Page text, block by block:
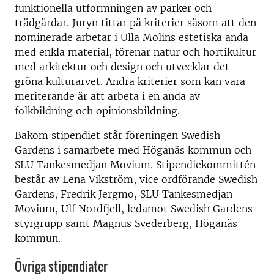
funktionella utformningen av parker och
trädgårdar. Juryn tittar på kriterier såsom att den
nominerade arbetar i Ulla Molins estetiska anda
med enkla material, förenar natur och hortikultur
med arkitektur och design och utvecklar det
gröna kulturarvet. Andra kriterier som kan vara
meriterande är att arbeta i en anda av
folkbildning och opinionsbildning.
Bakom stipendiet står föreningen Swedish
Gardens i samarbete med Höganäs kommun och
SLU Tankesmedjan Movium. Stipendiekommittén
består av Lena Vikström, vice ordförande Swedish
Gardens, Fredrik Jergmo, SLU Tankesmedjan
Movium, Ulf Nordfjell, ledamot Swedish Gardens
styrgrupp samt Magnus Svederberg, Höganäs
kommun.
Övriga stipendiater